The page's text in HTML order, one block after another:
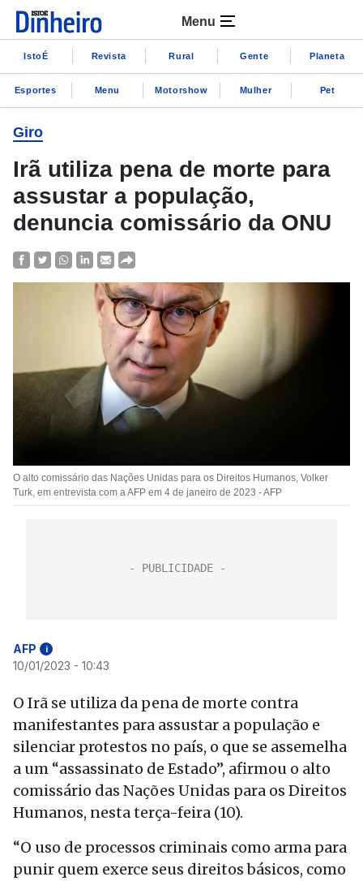
Menu
IstoÉ Revista Rural Gente Planeta
Esportes Menu Motorshow Mulher Pet
Giro
Irã utiliza pena de morte para
assustar a população,
denuncia comissário da ONU
O alto comissário das Nações Unidas para os Direitos Humanos, Volker
Turk, em entrevista com a AFP em 4 de janeiro de 2023 - AFP
AFP i
10/01/2023 - 10:43
O Irã se utiliza da pena de morte contra
manifestantes para assustar a população e
silenciar protestos no país, o que se assemelha
a um “assassinato de Estado”, afirmou o alto
comissário das Nações Unidas para os Direitos
Humanos, nesta terça-feira (10).
“O uso de processos criminais como arma para
punir quem exerce seus direitos básicos, como